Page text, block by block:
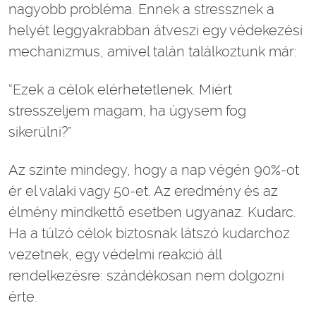
nagyobb probléma. Ennek a stressznek a
helyét leggyakrabban átveszi egy védekezési
mechanizmus, amivel talán találkoztunk már:
“Ezek a célok elérhetetlenek. Miért
stresszeljem magam, ha úgysem fog
sikerülni?”
Az szinte mindegy, hogy a nap végén 90%-ot
ér el valaki vagy 50-et. Az eredmény és az
élmény mindkettő esetben ugyanaz. Kudarc.
Ha a túlzó célok biztosnak látszó kudarchoz
vezetnek, egy védelmi reakció áll
rendelkezésre: szándékosan nem dolgozni
érte.